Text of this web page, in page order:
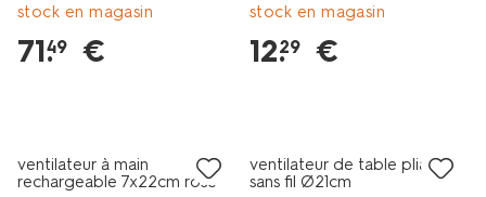
stock en magasin
71.
49 €
stock en magasin
12.
29 €
ventilateur à main
rechargeable 7x22cm rose
ventilateur de table pliant
sans fil Ø21cm